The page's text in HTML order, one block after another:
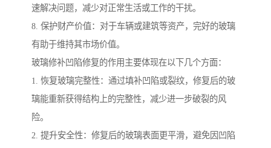
速解决问题，减少对正常生活或工作的干扰。
8. 保护财产价值：对于车辆或建筑等资产，完好的玻璃
有助于维持其市场价值。
玻璃修补凹陷修复的作用主要体现在以下几个方面：
1. 恢复玻璃完整性：通过填补凹陷或裂纹，修复后的玻
璃能重新获得结构上的完整性，减少进一步破裂的风
险。
2. 提升安全性：修复后的玻璃表面更平滑，避免因凹陷